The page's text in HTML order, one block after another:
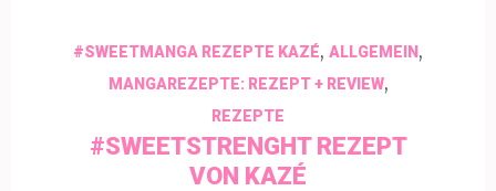
#SWEETMANGA REZEPTE KAZÉ, ALLGEMEIN ,
MANGAREZEPTE: REZEPT + REVIEW,
REZEPTE
#SWEETSTRENGHT REZEPT
VON KAZÉ